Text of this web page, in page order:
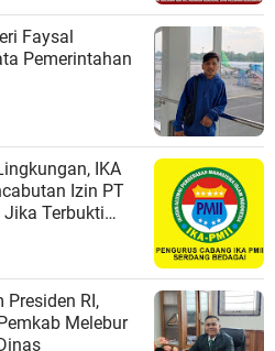
Faysal
Pemerintahan
IKA
Izin PT
Jika Terbukti
Presiden RI,
Melebur